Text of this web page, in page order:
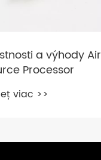
a výhody Air
Processor
viac >>